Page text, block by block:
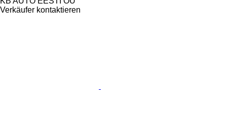
Verkäufer kontaktieren